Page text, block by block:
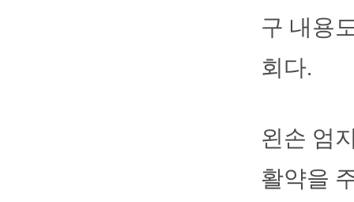
구 내용
회다.
왼손 엄
활약을